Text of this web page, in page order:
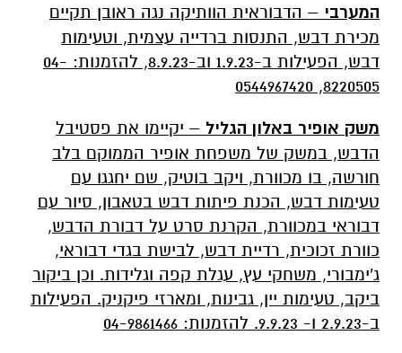
המערבי – הדבוראית הוותיקה נגה ראובן תקיים
מכירת דבש, התנסות ברדייה עצמית, וטעימות
דבש, הפעילות ב-1.9.23 וב-8.9.23, להזמנות: 04-
8220505, 0544967420
משק אופיר באלון הגליל – יקיימו את פסטיבל
הדבש, במשק של משפחת אופיר הממוקם בלב
חורשה, בו מכוורת, ויקב בוטיק, שם יחגגו עם
טעימות דבש, הכנת פיתות דבש בטאבון, סיור עם
דבוראי במכוורת, הקרנת סרט על דבורת הדבש,
כוורת זכוכית, רדיית דבש, לבישת בגדי דבוראי,
ג'ימבורי, משחקי עץ, עגלת קפה וגלידות. וכן ביקור
ביקב, טעימות יין, גבינות, ומארזי פיקניק. הפעילות
ב-2.9.23 ו- 9.9.23. להזמנות: 04-9861466